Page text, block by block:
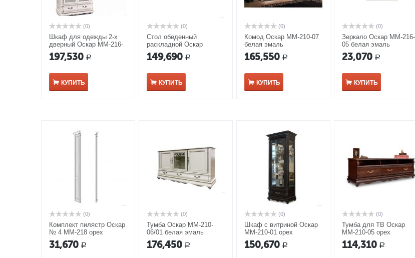
(0)
Шкаф для одежды 2-х
дверный Оскар ММ-216-
01/02 белая эмаль
197,530 Р
КУПИТЬ
(0)
Стол обеденный
раскладной Оскар
ММ-210-40 белая эмаль
с темной патиной
149,690 Р
КУПИТЬ
(0)
Комод Оскар ММ-210-07
белая эмаль
165,550 Р
КУПИТЬ
(0)
Зеркало Оскар ММ-216-
05 белая эмаль
23,070 Р
КУПИТЬ
(0)
Комплект пилястр Оскар
№ 4 ММ-218 орех
31,670 Р
(0)
Тумба Оскар ММ-210-
06/01 белая эмаль
176,450 Р
(0)
Шкаф с витриной Оскар
ММ-210-01 орех
150,670 Р
(0)
Тумба для ТВ Оскар
ММ-210-05 орех
114,310 Р